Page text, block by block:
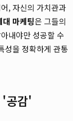
, 자신의 가치관과
대 마케팅은 그들의
내야만 성공할 수
성을 정확하게 관통
공감'